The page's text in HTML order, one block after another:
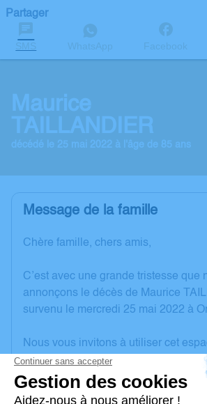
Partager
SMS WhatsApp Facebook
Maurice
TAILLANDIER
décédé le 25 mai 2022 à l'âge de 85 ans
Message de la famille
Chère famille, chers amis,
C’est avec une grande tristesse que
annonçons le décès de Maurice
survenu le mercredi 25 mai 2022 à
Nous vous invitons à utiliser cet
vos condoléances, partager des
une anecdote ou exprimer vos
poèmes ou des textes. Cet endroit